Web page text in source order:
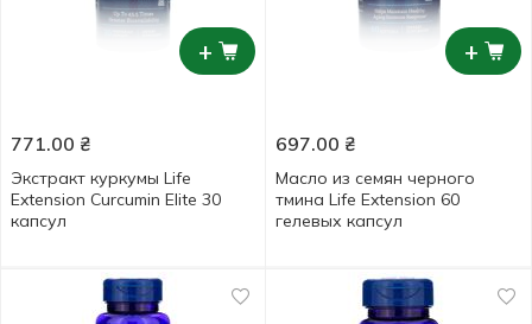
+
771.00 ₴
Экстракт куркумы Life
Extension Curcumin Elite 30
капсул
+
697.00 ₴
Масло из семян черного
тмина Life Extension 60
гелевых капсул